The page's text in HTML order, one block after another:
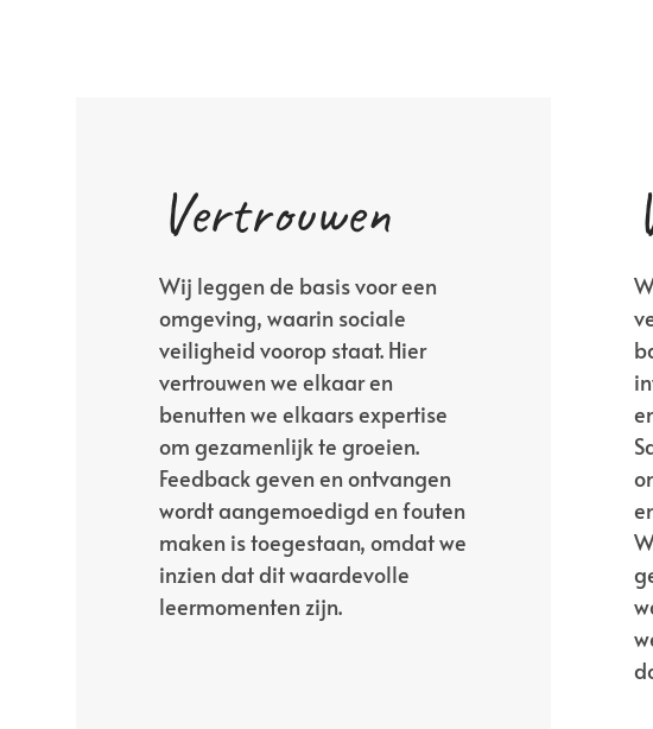
Vertrouwen
Wij leggen de basis voor een
omgeving, waarin sociale
veiligheid voorop staat. Hier
vertrouwen we elkaar en
benutten we elkaars expertise
om gezamenlijk te groeien.
Feedback geven en ontvangen
wordt aangemoedigd en fouten
maken is toegestaan, omdat we
inzien dat dit waardevolle
leermomenten zijn.